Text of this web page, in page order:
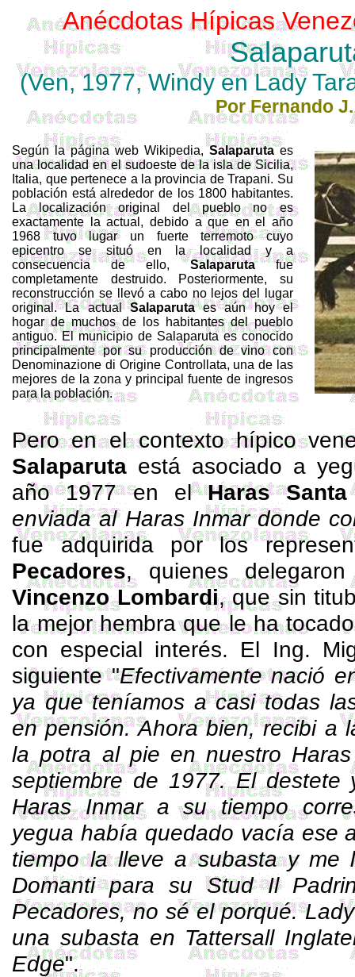
Anécdotas Hípicas
(Ven, 1977,Windyen Lady
Por Fernando
Según la página web Wikipedia,Salaparutaes
una localidad en el sudoeste de la isla de Sicilia,
Italia, que pertenece a la provincia de Trapani. Su
población está alrededor de los 1800 habitantes.
La localización original del pueblo no es
exactamente la actual, debido a que en el año
1968 tuvo lugar un fuerte terremoto cuyo
epicentro se situó en la localidad y a
consecuencia de ello,Salaparutafue
completamente destruido. Posteriormente, su
reconstrucción se llevó a cabo no lejos del lugar
original. La actualSalaparutaes aún hoy el
hogar de muchos de los habitantes del pueblo
antiguo. El municipio de Salaparutaes conocido
principalmente por su producción de vino con
Denominazione di Origine Controllata, una de las
mejores de la zona y principal fuente de ingresos
para la población.
Pero en el contexto hípico
Salaparuta está asociado a
año 1977 en elHaras
enviada al HarasInmardonde
fue adquirida por los
Pecadores, quienes
VincenzoLombardi, que sin
la mejor hembra que le ha
con especial interés. El Ing.
siguiente "Efectivamente nació
ya que teníamos a casi todas
en pensión. Ahora bien, recibi a
la potra al pie en nuestro
septiembre de 1977. El
Haras Inmar a su tiempo
yegua había quedado vacía ese
tiempo la lleve a subasta y me
Domanti para su Stud Il
Pecadores, no sé el porqué.
una subasta en Tattersall
Edge".